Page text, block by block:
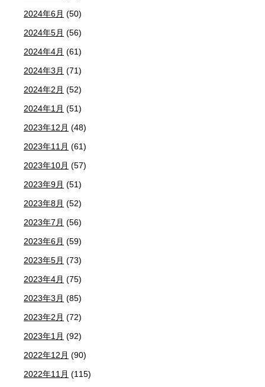
2024年6月 (50)
2024年5月 (56)
2024年4月 (61)
2024年3月 (71)
2024年2月 (52)
2024年1月 (51)
2023年12月 (48)
2023年11月 (61)
2023年10月 (57)
2023年9月 (51)
2023年8月 (52)
2023年7月 (56)
2023年6月 (59)
2023年5月 (73)
2023年4月 (75)
2023年3月 (85)
2023年2月 (72)
2023年1月 (92)
2022年12月 (90)
2022年11月 (115)